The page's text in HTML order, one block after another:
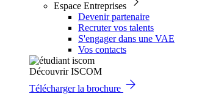
Espace Entreprises
Devenir partenaire
Recruter vos talents
S'engager dans une VAE
Vos contacts
Découvrir ISCOM
Télécharger la brochure